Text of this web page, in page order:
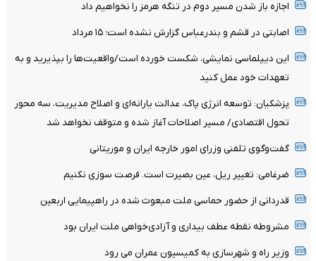
اجازه باز شدن مسیر دوم در تنگه هرمز را نخواهیم داد
اصابتی در قشم و بندرعباس گزارش نشده است؛ ۱۵ مرداد
این دیپلماسی نمایشی، شکست خورده است/واقعیت‌ها را بپذیرید و به
تعهدات خود عمل کنید
پزشکیان: توسعه انرژی پاک، عدالت یارانه‌ای و اصلاح مدیریت، سه محور
تحول اقتصادی/ مسیر اصلاحات آغاز شده و متوقف نخواهد شد
گفت‌وگوی تلفنی وزرای امور خارجه ایران و موریتانی
ضرغامی: تغییر ریل، عین بصیرت است. فرصت سوزی نکنیم
قدردانی از حضور حماسی ملت مبعوث شده در راهپیمایی اربعین
مشروطه نقطه عطف بیداری و آزادی‌خواهی ملت ایران بود
وزیر راه و شهرسازی به کمیسیون عمران می رود